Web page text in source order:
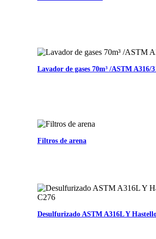
Lavador de gases 70m³ /ASTM A316/
Filtros de arena
Desulfurizado ASTM A316L Y